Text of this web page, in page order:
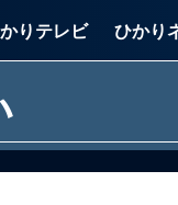
りテレビ ひかり